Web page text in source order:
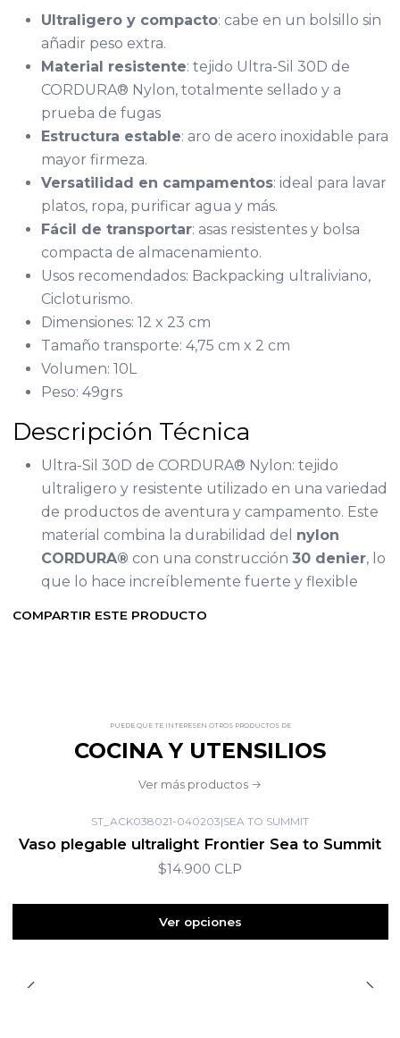
Ultraligero y compacto: cabe en un bolsillo sin
añadir peso extra.
Material resistente: tejido Ultra-Sil 30D de
CORDURA® Nylon, totalmente sellado y a
prueba de fugas
Estructura estable: aro de acero inoxidable para
mayor firmeza.
Versatilidad en campamentos: ideal para lavar
platos, ropa, purificar agua y más.
Fácil de transportar: asas resistentes y bolsa
compacta de almacenamiento.
Usos recomendados: Backpacking ultraliviano,
Cicloturismo.
Dimensiones: 12 x 23 cm
Tamaño transporte: 4,75 cm x 2 cm
Volumen: 10L
Peso: 49grs
Descripción Técnica
Ultra-Sil 30D de CORDURA® Nylon: tejido
ultraligero y resistente utilizado en una variedad
de productos de aventura y campamento. Este
material combina la durabilidad del nylon
CORDURA® con una construcción 30 denier, lo
que lo hace increíblemente fuerte y flexible
COMPARTIR ESTE PRODUCTO
PUEDE QUE TE INTERESEN OTROS PRODUCTOS DE
COCINA Y UTENSILIOS
Ver más productos
ST_ACK038021-040203|SEA TO SUMMIT
Vaso plegable ultralight Frontier Sea to Summit
$14.900 CLP
Ver opciones